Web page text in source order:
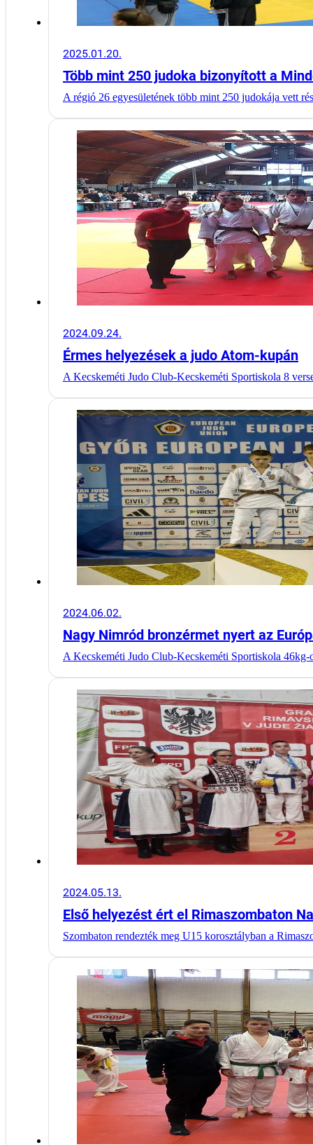
2025.01.20.
Több mint 250 judoka bizonyított a
A régió 26 egyesületének több mint 250 judokája vett
2024.09.24.
Érmes helyezések a judo Atom-kupán
A Kecskeméti Judo Club-Kecskeméti Sportiskola 8
2024.06.02.
Nagy Nimród bronzérmet nyert az
A Kecskeméti Judo Club-Kecskeméti Sportiskola
2024.05.13.
Első helyezést ért el Rimaszombaton
Szombaton rendezték meg U15 korosztályban a